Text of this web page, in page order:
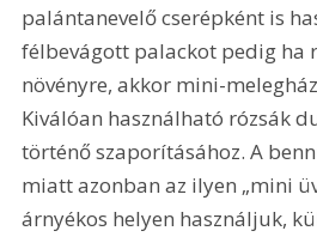
palántanevelő cserépként is
félbevágott palackot pedig ha
növényre, akkor mini-
Kiválóan használható rózsák
történő szaporításához. A
miatt azonban az ilyen „mini
árnyékos helyen használjuk,